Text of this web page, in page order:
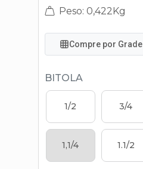
Peso: 0,422Kg
Compre por Grade
BITOLA
1/2 3/4
1,1/4 1.1/2